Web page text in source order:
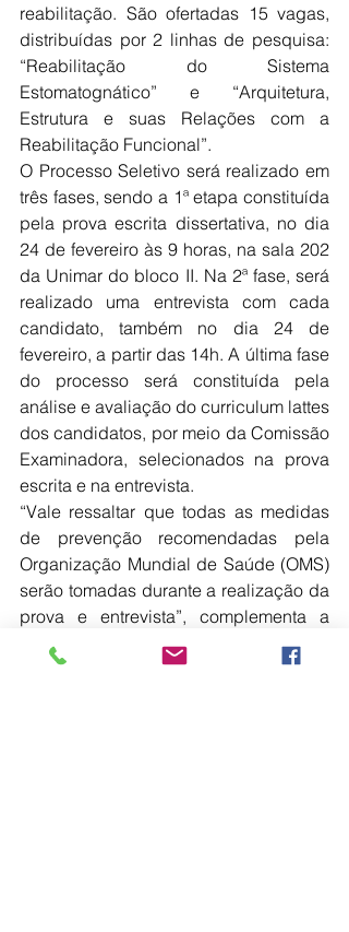
reabilitação. São ofertadas 15 vagas,
distribuídas por 2 linhas de pesquisa:
“Reabilitação do Sistema
Estomatognático” e “Arquitetura,
Estrutura e suas Relações com a
Reabilitação Funcional”.
O Processo Seletivo será realizado em
três fases, sendo a 1ª etapa constituída
pela prova escrita dissertativa, no dia
24 de fevereiro às 9 horas, na sala 202
da Unimar do bloco II. Na 2ª fase, será
realizado uma entrevista com cada
candidato, também no dia 24 de
fevereiro, a partir das 14h. A última fase
do processo será constituída pela
análise e avaliação do curriculum lattes
dos candidatos, por meio da Comissão
Examinadora, selecionados na prova
escrita e na entrevista.
“Vale ressaltar que todas as medidas
de prevenção recomendadas pela
Organização Mundial de Saúde (OMS)
serão tomadas durante a realização da
prova e entrevista”, complementa a
Coordenadora do Programa de
Mestrado na Área da Saúde.